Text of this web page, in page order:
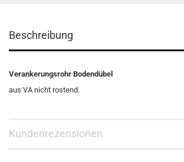
Beschreibung
Verankerungsrohr Bodendübel
aus VA nicht rostend.
Kundenrezensionen